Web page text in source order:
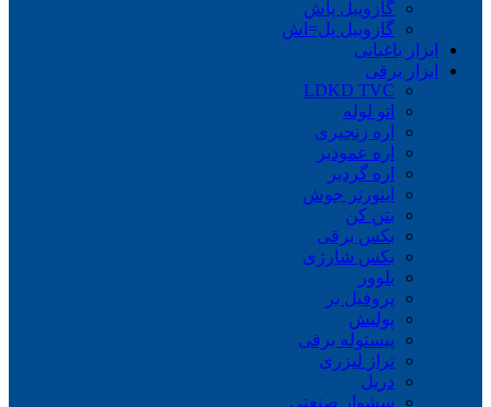
گازوییل پاش
گازوییل پل=اش
ابزار باغبانی
ابزار برقی
LDKD TVC
اتو لوله
اره زنجیری
اره عمودبر
اره گردبر
اینورتر جوش
بتن کن
بکس برقی
بکس شارژی
بلوور
پروفیل بر
پولیش
پیستوله برقی
تراز لیزری
دریل
سشوار صنعتی